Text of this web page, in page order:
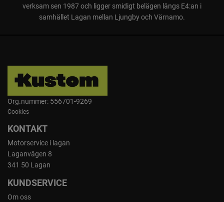
verksam sen 1987 och ligger smidigt belägen längs E4:an i
samhället Lagan mellan Ljungby och Värnamo.
Org.nummer: 556701-9269
Cookies
KONTAKT
Motorservice i lagan
Laganvägen 8
341 50 Lagan
KUNDSERVICE
Om oss